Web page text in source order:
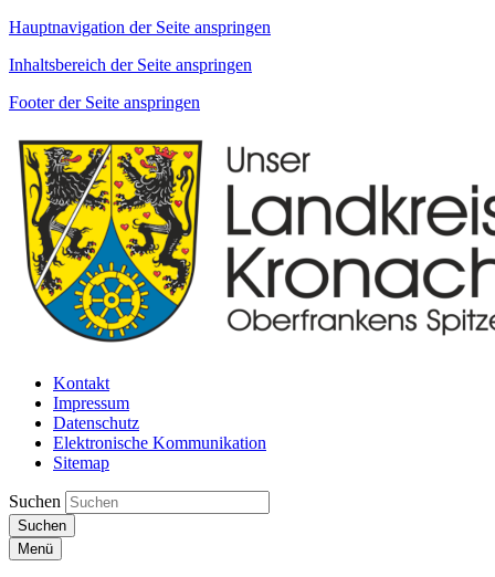
Hauptnavigation der Seite anspringen
Inhaltsbereich der Seite anspringen
Footer der Seite anspringen
Kontakt
Impressum
Datenschutz
Elektronische Kommunikation
Sitemap
Suchen
Suchen
Menü